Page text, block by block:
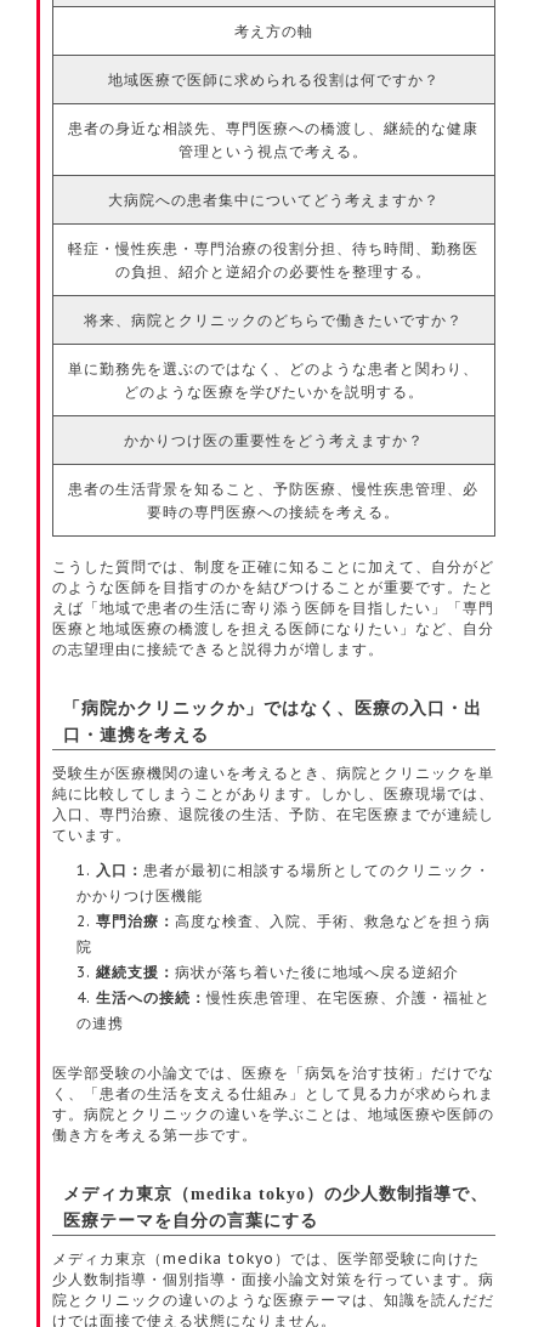
考え方の軸
地域医療で医師に求められる役割は何ですか？
患者の身近な相談先、専門医療への橋渡し、継続的な健康
管理という視点で考える。
大病院への患者集中についてどう考えますか？
軽症・慢性疾患・専門治療の役割分担、待ち時間、勤務医
の負担、紹介と逆紹介の必要性を整理する。
将来、病院とクリニックのどちらで働きたいですか？
単に勤務先を選ぶのではなく、どのような患者と関わり、
どのような医療を学びたいかを説明する。
かかりつけ医の重要性をどう考えますか？
患者の生活背景を知ること、予防医療、慢性疾患管理、必
要時の専門医療への接続を考える。
こうした質問では、制度を正確に知ることに加えて、自分がど
のような医師を目指すのかを結びつけることが重要です。たと
えば「地域で患者の生活に寄り添う医師を目指したい」「専門
医療と地域医療の橋渡しを担える医師になりたい」など、自分
の志望理由に接続できると説得力が増します。
「病院かクリニックか」ではなく、医療の入口・出
口・連携を考える
受験生が医療機関の違いを考えるとき、病院とクリニックを単
純に比較してしまうことがあります。しかし、医療現場では、
入口、専門治療、退院後の生活、予防、在宅医療までが連続し
ています。
入口： 患者が最初に相談する場所としてのクリニック・
かかりつけ医機能
専門治療：高度な検査、入院、手術、救急などを担う病
院
継続支援：病状が落ち着いた後に地域へ戻る逆紹介
生活への接続：慢性疾患管理、在宅医療、介護・福祉と
の連携
医学部受験の小論文では、医療を「病気を治す技術」だけでな
く、「患者の生活を支える仕組み」として見る力が求められま
す。病院とクリニックの違いを学ぶことは、地域医療や医師の
働き方を考える第一歩です。
メディカ東京（medika tokyo）の少人数制指導で、
医療テーマを自分の言葉にする
メディカ東京（medika tokyo）では、医学部受験に向けた
少人数制指導・個別指導・面接小論文対策を行っています。病
院とクリニックの違いのような医療テーマは、知識を読んだだ
けでは面接で使える状態になりません。